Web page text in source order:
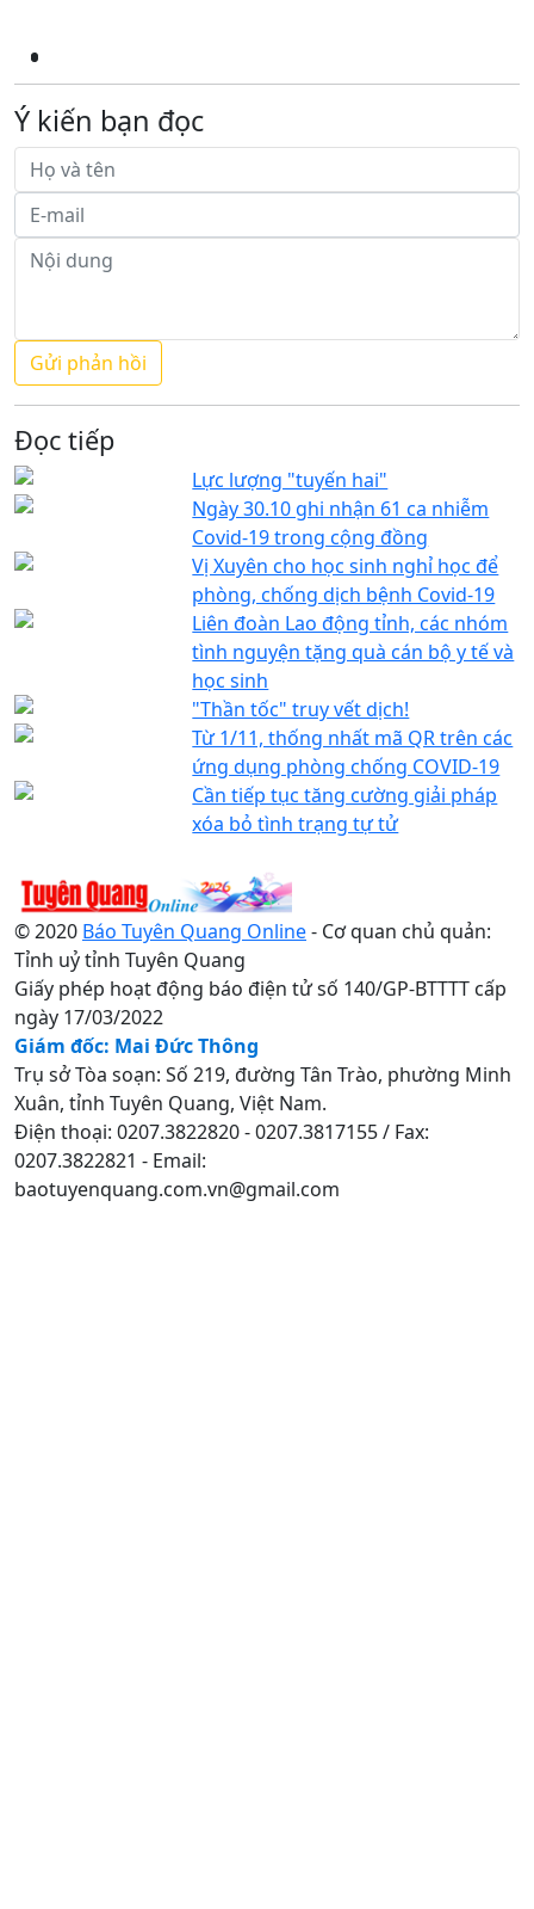
Ý kiến bạn đọc
Đọc tiếp
Lực lượng "tuyến hai"
Ngày 30.10 ghi nhận 61 ca nhiễm
Covid-19 trong cộng đồng
Vị Xuyên cho học sinh nghỉ học để
phòng, chống dịch bệnh Covid-19
Liên đoàn Lao động tỉnh, các nhóm
tình nguyện tặng quà cán bộ y tế và
học sinh
"Thần tốc" truy vết dịch!
Từ 1/11, thống nhất mã QR trên các
ứng dụng phòng chống COVID-19
Cần tiếp tục tăng cường giải pháp
xóa bỏ tình trạng tự tử
© 2020 Báo Tuyên Quang Online- Cơ quan chủ quản:
Tỉnh uỷ tỉnh Tuyên Quang
Giấy phép hoạt động báo điện tử số 140/GP-BTTTT cấp
ngày 17/03/2022
Giám đốc: Mai Đức Thông
Trụ sở Tòa soạn: Số 219, đường Tân Trào, phường Minh
Xuân, tỉnh Tuyên Quang, Việt Nam.
Điện thoại: 0207.3822820 - 0207.3817155 / Fax:
0207.3822821 - Email:
baotuyenquang.com.vn@gmail.com